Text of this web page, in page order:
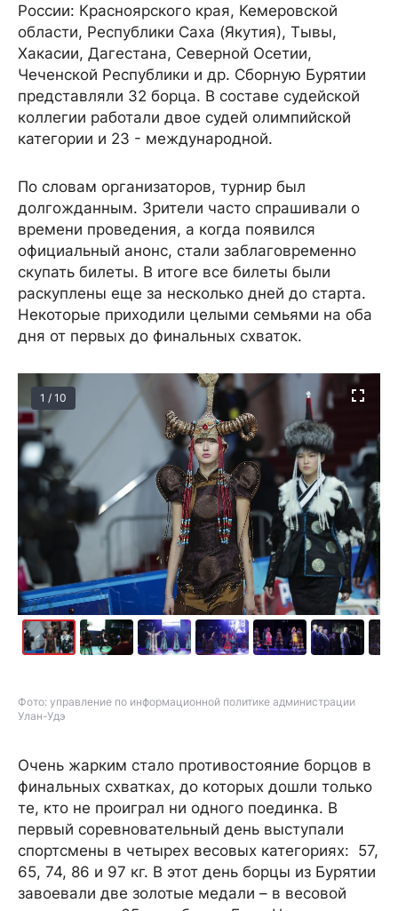
России: Красноярского края, Кемеровской
области, Республики Саха (Якутия), Тывы,
Хакасии, Дагестана, Северной Осетии,
Чеченской Республики и др. Сборную Бурятии
представляли 32 борца. В составе судейской
коллегии работали двое судей олимпийской
категории и 23 - международной.
По словам организаторов, турнир был
долгожданным. Зрители часто спрашивали о
времени проведения, а когда появился
официальный анонс, стали заблаговременно
скупать билеты. В итоге все билеты были
раскуплены еще за несколько дней до старта.
Некоторые приходили целыми семьями на оба
дня от первых до финальных схваток.
1 / 10
Фото: управление по информационной политике администрации
Улан-Удэ
Очень жарким стало противостояние борцов в
финальных схватках, до которых дошли только
те, кто не проиграл ни одного поединка. В
первый соревновательный день выступали
спортсмены в четырех весовых категориях: 57,
65, 74, 86 и 97 кг. В этот день борцы из Бурятии
завоевали две золотые медали – в весовой